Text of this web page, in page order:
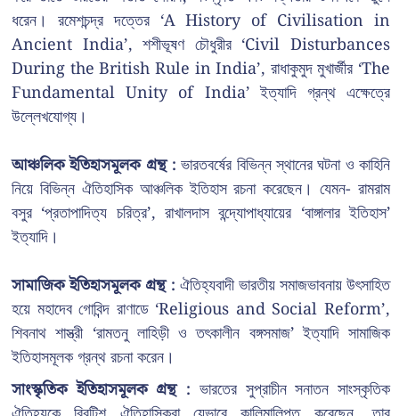
ধরেন। রমেশচন্দ্র দত্তের ‘A History of Civilisation in
Ancient India’, শশীভূষণ চৌধুরীর ‘Civil Disturbances
During the British Rule in India’, রাধাকুমুদ মুখার্জীর ‘The
Fundamental Unity of India’ ইত্যাদি গ্রন্থ এক্ষেত্রে
উল্লেখযোগ্য।
আঞ্চলিক ইতিহাসমূলক গ্রন্থ : ভারতবর্ষের বিভিন্ন স্থানের ঘটনা ও কাহিনি
নিয়ে বিভিন্ন ঐতিহাসিক আঞ্চলিক ইতিহাস রচনা করেছেন। যেমন- রামরাম
বসুর ‘প্রতাপাদিত্য চরিত্র’, রাখালদাস বন্দ্যোপাধ্যায়ের ‘বাঙ্গালার ইতিহাস’
ইত্যাদি।
সামাজিক ইতিহাসমূলক গ্রন্থ : ঐতিহ্যবাদী ভারতীয় সমাজভাবনায় উৎসাহিত
হয়ে মহাদেব গোবিন্দ রাণাডে ‘Religious and Social Reform’,
শিবনাথ শাস্ত্রী ‘রামতনু লাহিড়ী ও তৎকালীন বঙ্গসমাজ’ ইত্যাদি সামাজিক
ইতিহাসমূলক গ্রন্থ রচনা করেন।
সাংস্কৃতিক ইতিহাসমূলক গ্রন্থ : ভারতের সুপ্রাচীন সনাতন সাংস্কৃতিক